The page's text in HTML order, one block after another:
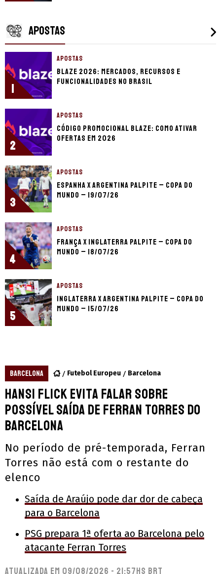
APOSTAS
1
APOSTAS
Blaze 2026: mercados, recursos e
funcionalidades no Brasil
2
APOSTAS
Código promocional Blaze: como ativar
ofertas em 2026
3
APOSTAS
Espanha x Argentina palpite – Copa do
Mundo – 19/07/26
4
APOSTAS
França x Inglaterra palpite – Copa do
Mundo – 18/07/26
5
APOSTAS
Inglaterra x Argentina palpite – Copa do
Mundo – 15/07/26
BARCELONA Futebol Europeu Barcelona
Hansi Flick evita falar sobre
possível saída de Ferran Torres do
Barcelona
No período de pré-temporada, Ferran
Torres não está com o restante do
elenco
Saída de Araújo pode dar dor de cabeça
para o Barcelona
PSG prepara 1ª oferta ao Barcelona pelo
atacante Ferran Torres
Atualizada em 09/08/2026 - 21:57hs BRT